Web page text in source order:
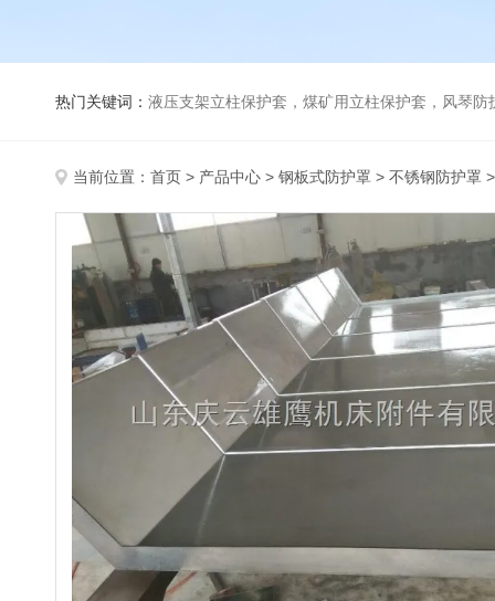
热门关键词： 液压支架立柱保护套，煤矿用立柱保护套，风琴
当前位置： 首页 > 产品中心 > 钢板式防护罩 > 不锈钢防护罩